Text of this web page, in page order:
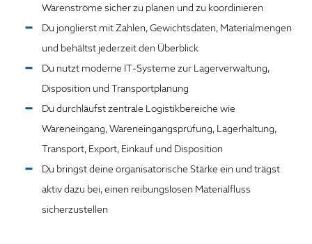
Warenströme sicher zu planen und zu koordinieren
Du jonglierst mit Zahlen, Gewichtsdaten, Materialmengen
und behältst jederzeit den Überblick
Du nutzt moderne IT‑Systeme zur Lagerverwaltung,
Disposition und Transportplanung
Du durchläufst zentrale Logistikbereiche wie
Wareneingang, Wareneingangsprüfung, Lagerhaltung,
Transport, Export, Einkauf und Disposition
Du bringst deine organisatorische Stärke ein und trägst
aktiv dazu bei, einen reibungslosen Materialfluss
sicherzustellen